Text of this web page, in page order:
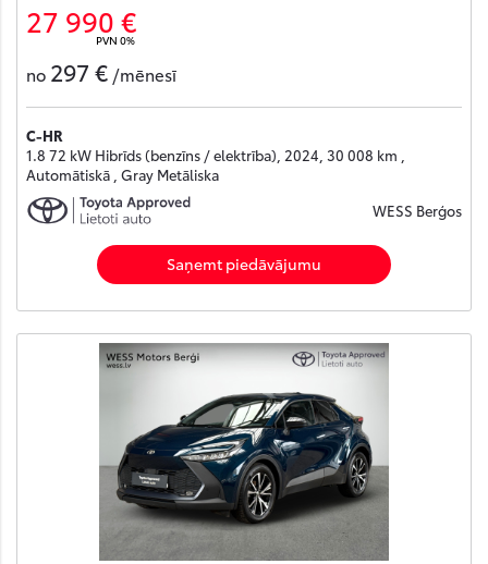
27 990 €
PVN 0%
no 297 € /mēnesī
C-HR
1.8 72 kW Hibrīds (benzīns / elektrība), 2024, 30 008 km ,
Automātiskā , Gray Metāliska
WESS Berģos
Saņemt piedāvājumu